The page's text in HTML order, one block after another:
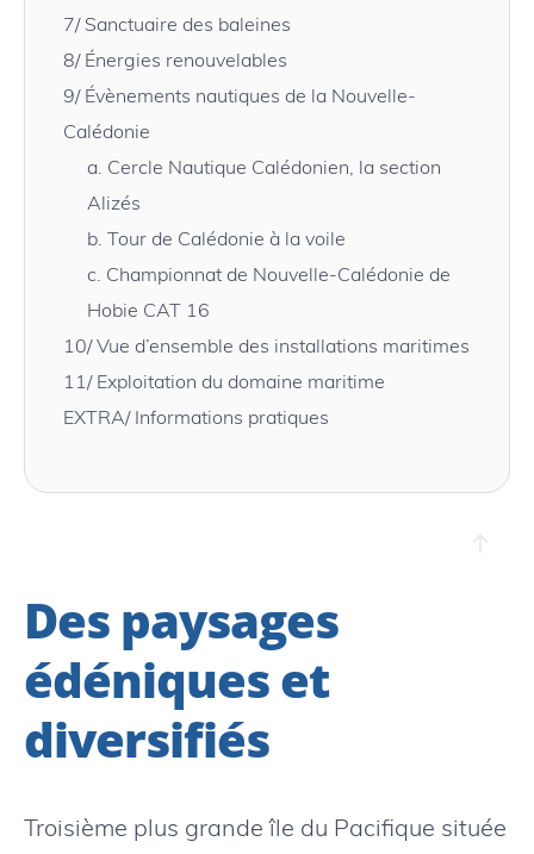
7/ Sanctuaire des baleines
8/ Énergies renouvelables
9/ Évènements nautiques de la Nouvelle-
Calédonie
a. Cercle Nautique Calédonien, la section
Alizés
b. Tour de Calédonie à la voile
c. Championnat de Nouvelle-Calédonie de
Hobie CAT 16
10/Vue d’ensemble des installations maritimes
11/ Exploitation du domaine maritime
EXTRA/ Informations pratiques
Des paysages
édéniques et
diversifiés
Troisième plus grande île du Pacifique située